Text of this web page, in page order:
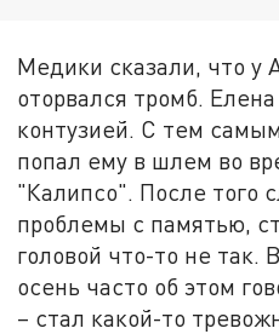
Медики сказали, что у
оторвался тромб.
контузией. С тем
попал ему в шлем во
"Калипсо". После того
проблемы с памятью,
головой что-то не
осень часто об этом
– стал какой-то